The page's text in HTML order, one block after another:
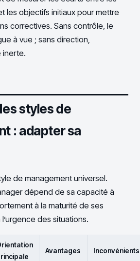
les objectifs initiaux pour mettre
correctives. Sans contrôle, le
à vue ; sans direction,
inerte.
styles de
: adapter sa
de management universel.
dépend de sa capacité à
à la maturité de ses
des situations.
Avantages Inconvénients